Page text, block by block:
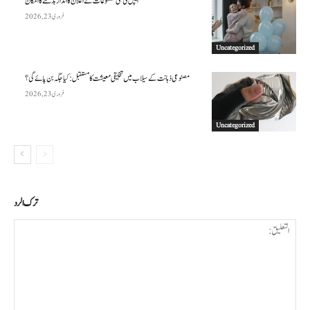
Uncategorized
فروری 23, 2026
Uncategorized
مصنوعی ذہانت کے سیلاب میں تخلیقی معیشت کا مستقبل: کیا جگہ بن پائے گی؟
فروری 23, 2026
ترك الرد